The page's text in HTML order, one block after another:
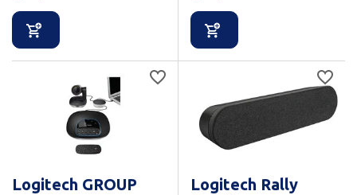
Logitech GROUP
Logitech Rally